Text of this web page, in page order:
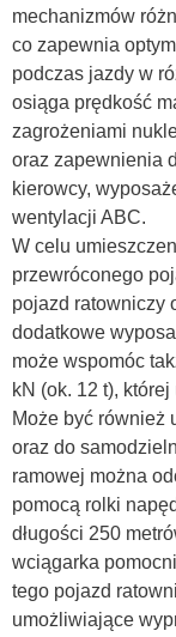
mechanizmów
co zapewnia
podczas jazdy w
osiąga prędkość
zagrożeniami
oraz zapewnienia
kierowcy,
wentylacji ABC.
W celu
przewróconego
pojazd ratowniczy
dodatkowe
może wspomóc
kN (ok. 12 t),
Może być również
oraz do
ramowej można
pomocą rolki
długości 250
wciągarka
tego pojazd
umożliwiające